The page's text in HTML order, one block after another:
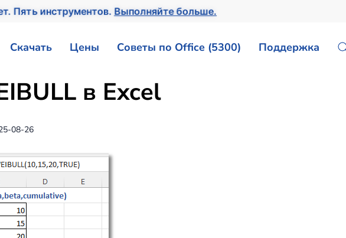
Пять инструментов. Выполняйте больше.
Скачать Цены Советы по Office (5300) Поддержка
в Excel
08-26